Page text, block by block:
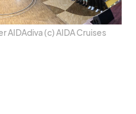
AI­D­A­diva (c) AIDA Crui­ses